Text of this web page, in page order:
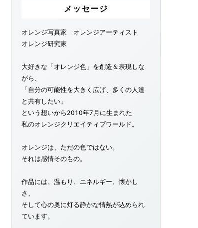
メッセージ
オレンジ写真家 オレンジアーティスト
オレンジ研究家
大好きな「オレンジ色」を創造＆表現しな
がら、
「自分の可能性を大きく広げ、多くの人達
と共有したい」
という想いから2010年7月に生まれた
私のオレンジクリエイティブワールド。
オレンジは、ただの色ではない。
それは感情そのもの。
作品には、温もり、エネルギー、懐かし
さ、
そして心の奥に灯る静かな情熱が込められ
ています。